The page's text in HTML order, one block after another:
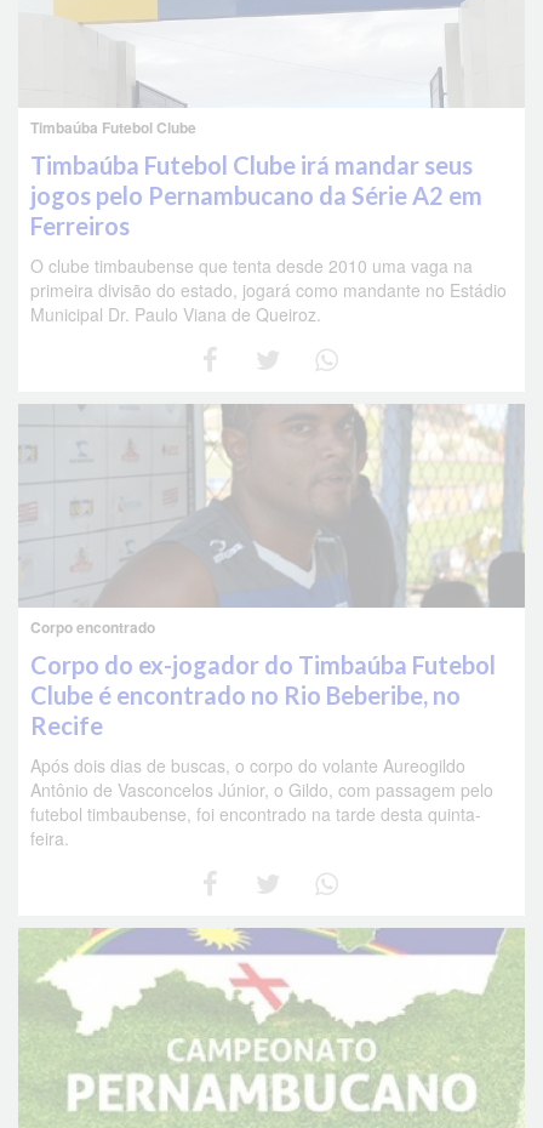
Timbaúba Futebol Clube
Timbaúba Futebol Clube irá mandar seus
jogos pelo Pernambucano da Série A2 em
Ferreiros
O clube timbaubense que tenta desde 2010 uma vaga na
primeira divisão do estado, jogará como mandante no Estádio
Municipal Dr. Paulo Viana de Queiroz.
Corpo encontrado
Corpo do ex-jogador do Timbaúba Futebol
Clube é encontrado no Rio Beberibe, no
Recife
Após dois dias de buscas, o corpo do volante Aureogildo
Antônio de Vasconcelos Júnior, o Gildo, com passagem pelo
futebol timbaubense, foi encontrado na tarde desta quinta-
feira.